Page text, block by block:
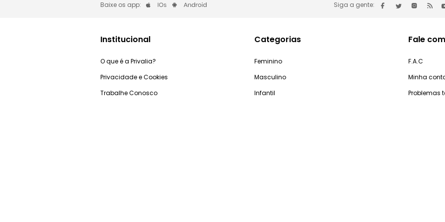
Baixe os app: Siga a gente:
Institucional
O que é a Privalia?
Privacidade e Cookies
Trabalhe Conosco
Categorias
Feminino
Masculino
Infantil
Fale
F.A.C
Minha
Problemas